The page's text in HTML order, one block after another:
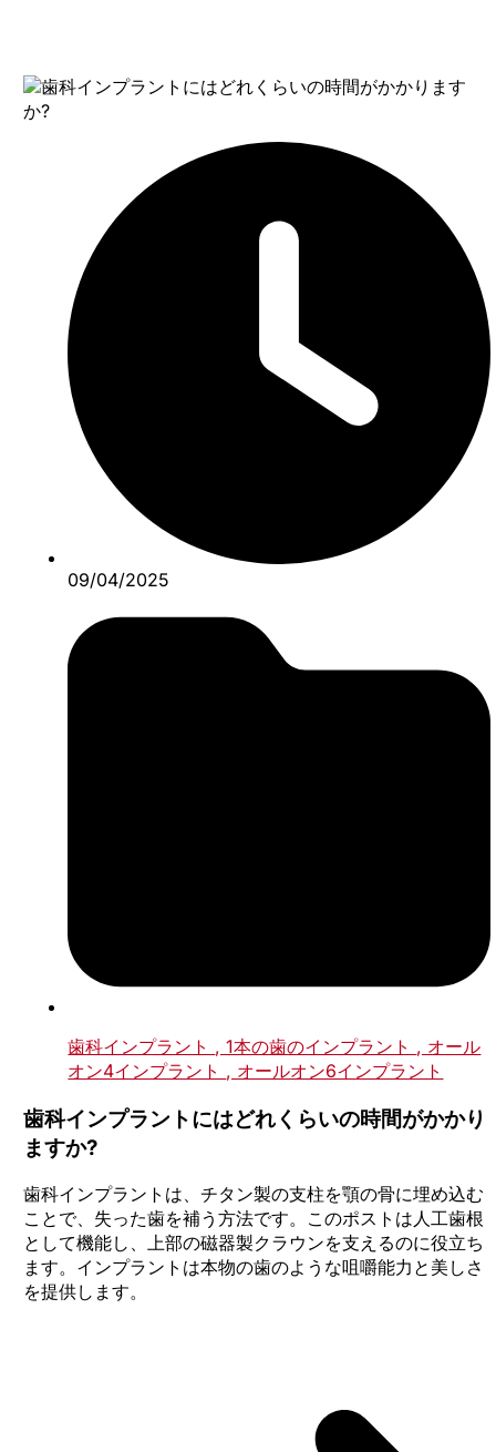
09/04/2025
歯科インプラント , 1本の歯のインプラント , オール
オン4インプラント , オールオン6インプラント
歯科インプラントにはどれくらいの時間がかかり
ますか?
歯科インプラントは、チタン製の支柱を顎の骨に埋め込む
ことで、失った歯を補う方法です。このポストは人工歯根
として機能し、上部の磁器製クラウンを支えるのに役立ち
ます。インプラントは本物の歯のような咀嚼能力と美しさ
を提供します。